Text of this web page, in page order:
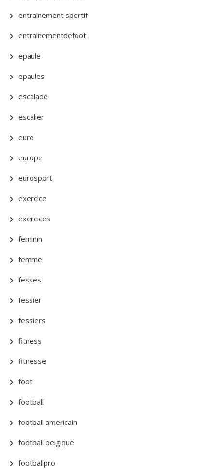
entrainement sportif
entrainementdefoot
epaule
epaules
escalade
escalier
euro
europe
eurosport
exercice
exercices
feminin
femme
fesses
fessier
fessiers
fitness
fitnesse
foot
football
football americain
football belgique
footballpro